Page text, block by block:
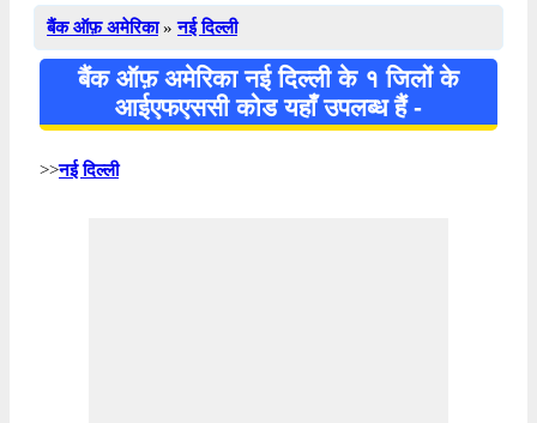
बैंक ऑफ़ अमेरिका » नई दिल्ली
बैंक ऑफ़ अमेरिका नई दिल्ली के १ जिलों के
आईएफएससी कोड यहाँ उपलब्ध हैं -
>>नई दिल्ली